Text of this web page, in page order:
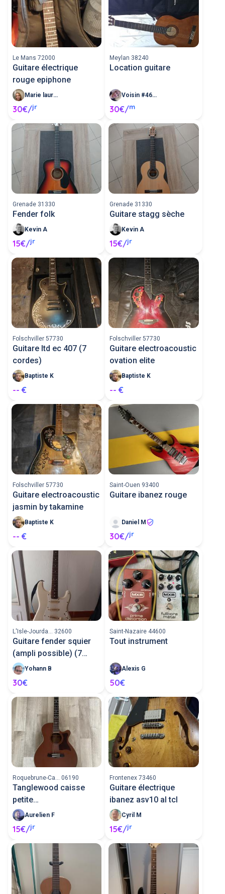
Le Mans 72000
Guitare électrique
rouge epiphone
Marie laure F
30€/jr
Meylan 38240
Location guitare
Voisin #468041
30€/m
Grenade 31330
Fender folk
Kevin A
15€/jr
Grenade 31330
Guitare stagg sèche
Kevin A
15€/jr
Folschviller 57730
Guitare ltd ec 407 (7
cordes)
Baptiste K
-- €
Folschviller 57730
Guitare electroacoustic
ovation elite
Baptiste K
-- €
Folschviller 57730
Guitare electroacoustic
jasmin by takamine
Baptiste K
-- €
Saint-Ouen 93400
Guitare ibanez rouge
Daniel M
30€/jr
L'Isle-Jourda... 32600
Guitare fender squier
(ampli possible) (7
jours)Yohann B
30€
Saint-Nazaire 44600
Tout instrument
Alexis G
50€
Roquebrune-Ca... 06190
Tanglewood caisse
petite
électroacoustique
Aurelien F
15€/jr
Frontenex 73460
Guitare électrique
ibanez asv10 al tcl
Cyril M
15€/jr